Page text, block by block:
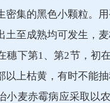
密集的黑色小颗粒。
土至成熟均可发生，
穗下第1、第2节，初
以上枯黄，有时不能
小麦赤霉病应采取以